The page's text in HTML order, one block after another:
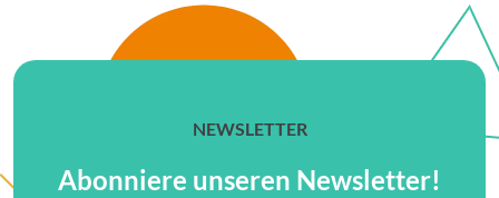
NEWSLETTER
Abonniere unseren Newsletter!